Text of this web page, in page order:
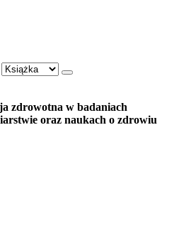
zdrowotna w badaniach
oraz naukach o zdrowiu